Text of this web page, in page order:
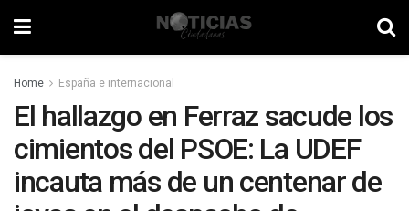
Home España e internacional
El hallazgo en Ferraz sacude los
cimientos del PSOE: La UDEF
incauta más de un centenar de